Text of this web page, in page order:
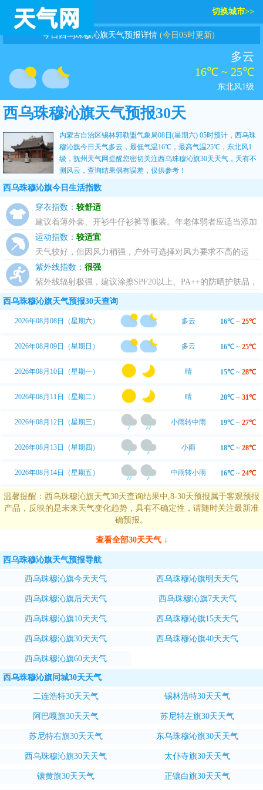
切换城市>>
今日西乌珠穆沁旗天气预报详情 (今日05时更新)
多云
16℃ ~ 25℃
东北风1级
西乌珠穆沁旗天气预报30天
内蒙古自治区锡林郭勒盟气象局08日(星期六) 05时预计，西乌珠
穆沁旗今日天气多云，最低气温16℃，最高气温25℃，东北风1
级， 抚州天气网提醒您密切关注西乌珠穆沁旗30天天气 ，天有不
测风云，查询结果偶有误差，仅供参考！
西乌珠穆沁旗今日生活指数
穿衣指数： 较舒适
建议着薄外套、开衫牛仔衫裤等服装。年老体弱者应适当添加
衣物，宜着夹克衫、薄毛衣等。
运动指数： 较适宜
天气较好，但因风力稍强，户外可选择对风力要求不高的运
动，推荐您进行室内运动。
紫外线指数： 很强
紫外线辐射极强，建议涂擦SPF20以上、PA++的防晒护肤品，
尽量避免暴露于日光下。
西乌珠穆沁旗天气预报30天查询
2026年08月08日（星期六） 多云 16℃~ 25℃
2026年08月09日（星期日） 多云 16℃~ 25℃
2026年08月10日（星期一） 晴 15℃~ 28℃
2026年08月11日（星期二） 晴 20℃~ 31℃
2026年08月12日（星期三） 小雨转中雨 19℃~ 27℃
2026年08月13日（星期四） 小雨 18℃~ 28℃
2026年08月14日（星期五） 中雨转小雨 16℃~ 24℃
温馨提醒：西乌珠穆沁旗天气30天查询结果中,8-30天预报属于客观预报
产品，反映的是未来天气变化趋势，具有不确定性，请随时关注最新准
确预报。
查看全部30天天气 ↓
西乌珠穆沁旗天气预报导航
西乌珠穆沁旗今天天气 西乌珠穆沁旗明天天气
西乌珠穆沁旗后天天气 西乌珠穆沁旗7天天气
西乌珠穆沁旗10天天气 西乌珠穆沁旗15天天气
西乌珠穆沁旗30天天气 西乌珠穆沁旗40天天气
西乌珠穆沁旗60天天气
西乌珠穆沁旗同城30天天气
二连浩特30天天气 锡林浩特30天天气
阿巴嘎旗30天天气 苏尼特左旗30天天气
苏尼特右旗30天天气 东乌珠穆沁旗30天天气
西乌珠穆沁旗30天天气 太仆寺旗30天天气
镶黄旗30天天气 正镶白旗30天天气